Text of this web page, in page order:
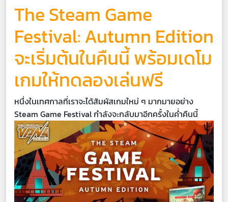
The Steam Game
Festival: Autumn Edition
จะเริ่มต้นในคืนนี้ พร้อมเดโม
เกมให้ทดลองเล่นฟรี
หนึ่งในเทศกาลที่เราจะได้สัมผัสเกมใหม่ ๆ มากมายอย่าง
Steam Game Festival กำลังจะกลับมาอีกครั้งในค่ำคืนนี้